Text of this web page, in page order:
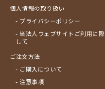
個人情報の取り扱い
- プライバシーポリシー
- 当法人ウェブサイトご利用に際
して
ご注文方法
- ご購入について
- 注意事項